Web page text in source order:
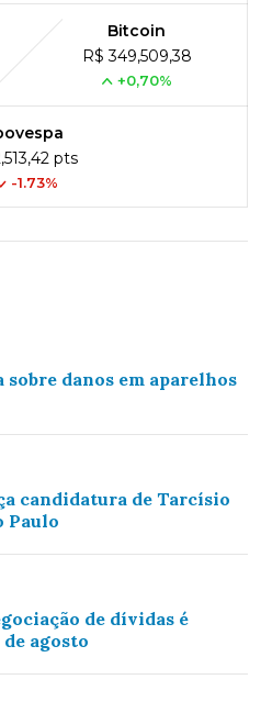
Bitcoin
R$ 349,509,38
+0,70%
pts
-1.73%
danos em aparelhos
candidatura de Tarcísio
Paulo
de dívidas é
agosto